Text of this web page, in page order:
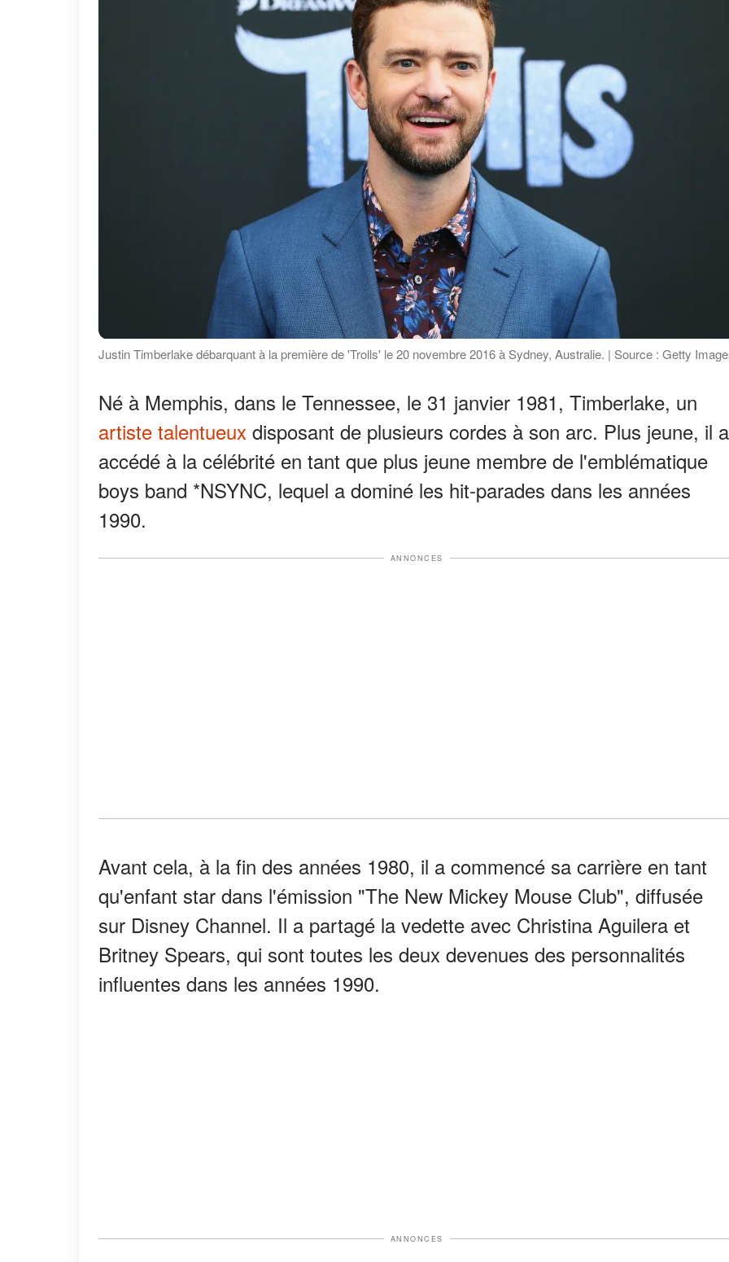
Justin Timberlake débarquant à la première de 'Trolls' le 20 novembre 2016 à Sydney, Australie. | Source : Getty
Né à Memphis, dans le Tennessee, le 31 janvier 1981, Timberlake, un
artiste talentueux disposant de plusieurs cordes à son arc. Plus jeune, il a
accédé à la célébrité en tant que plus jeune membre de l'emblématique
boys band *NSYNC, lequel a dominé les hit-parades dans les années
1990.
ANNONCES
Avant cela, à la fin des années 1980, il a commencé sa carrière en tant
qu'enfant star dans l'émission "The New Mickey Mouse Club", diffusée
sur Disney Channel. Il a partagé la vedette avec Christina Aguilera et
Britney Spears, qui sont toutes les deux devenues des personnalités
influentes dans les années 1990.
ANNONCES